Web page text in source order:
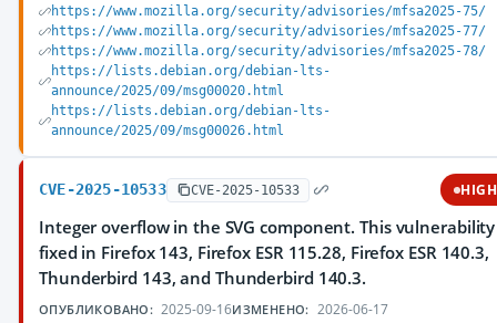
https://www.mozilla.org/security/advisories/mfsa2025-75/
https://www.mozilla.org/security/advisories/mfsa2025-77/
https://www.mozilla.org/security/advisories/mfsa2025-78/
https://lists.debian.org/debian-lts-
announce/2025/09/msg00020.html
https://lists.debian.org/debian-lts-
announce/2025/09/msg00026.html
CVE-2025-10533 CVE-2025-10533 HIGH
Integer overflow in the SVG component. This
fixed in Firefox 143, Firefox ESR 115.28, Firefox ESR 140.3,
Thunderbird 143, and Thunderbird 140.3.
ОПУБЛИКОВАНО: 2025-09-16ИЗМЕНЕНО: 2026-06-17